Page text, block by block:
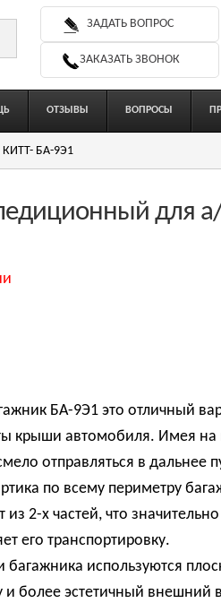
ЗАДАТЬ ВОПРОС
ЗАКАЗАТЬ ЗВОНОК
ОТЗЫВЫ ВОПРОСЫ
КИТТ- БА-9Э1
для
БА-9Э1 это отличный
крыши автомобиля. Имея
отправляться в дальнее
по всему периметру
из 2-х частей, что
его транспортировку.
багажника используются
более эстетичный внешний